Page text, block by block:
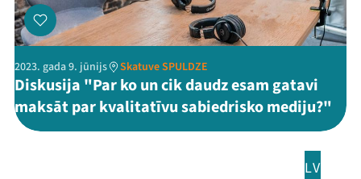
2023. gada 9. jūnijs Skatuve SPULDZE
Diskusija "Par ko un cik daudz esam gatavi
maksāt par kvalitatīvu sabiedrisko mediju?"
LV